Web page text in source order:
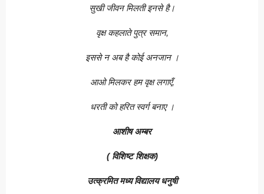
सुखी जीवन मिलती इनसे है।
वृक्ष कहलाते पुत्र समान,
इससे न अब है कोई अनजान ।
आओ मिलकर हम वृक्ष लगाएँ,
धरती को हरित स्वर्ग बनाए ।
आशीष अम्बर
( विशिष्ट शिक्षक)
उत्क्रमित मध्य विद्यालय धनुषी